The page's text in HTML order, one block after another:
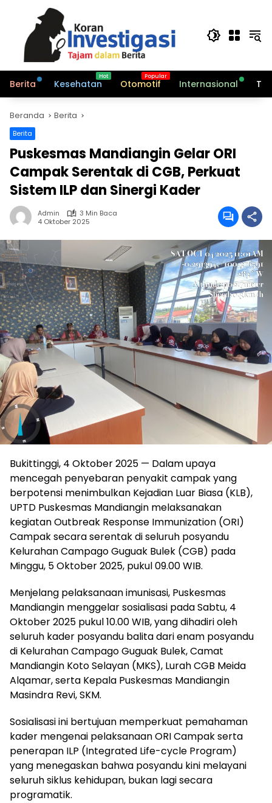
Berita Kesehatan Otomotif Internasional
Beranda Berita
Berita
Puskesmas Mandiangin Gelar ORI
Campak Serentak di CGB, Perkuat
Sistem ILP dan Sinergi Kader
Admin
3 Min Baca
4 Oktober 2025
Bukittinggi, 4 Oktober 2025 — Dalam upaya
mencegah penyebaran penyakit campak yang
berpotensi menimbulkan Kejadian Luar Biasa (KLB),
UPTD Puskesmas Mandiangin melaksanakan
kegiatan Outbreak Response Immunization (ORI)
Campak secara serentak di seluruh posyandu
Kelurahan Campago Guguak Bulek (CGB) pada
Minggu, 5 Oktober 2025, pukul 09.00 WIB.
Menjelang pelaksanaan imunisasi, Puskesmas
Mandiangin menggelar sosialisasi pada Sabtu, 4
Oktober 2025 pukul 10.00 WIB, yang dihadiri oleh
seluruh kader posyandu balita dari enam posyandu
di Kelurahan Campago Guguak Bulek, Camat
Mandiangin Koto Selayan (MKS), Lurah CGB Meida
Alqamar, serta Kepala Puskesmas Mandiangin
Masindra Revi, SKM.
Sosialisasi ini bertujuan memperkuat pemahaman
kader mengenai pelaksanaan ORI Campak serta
penerapan ILP (Integrated Life-cycle Program)
yang menegaskan bahwa posyandu kini melayani
seluruh siklus kehidupan, bukan lagi secara
programatik.